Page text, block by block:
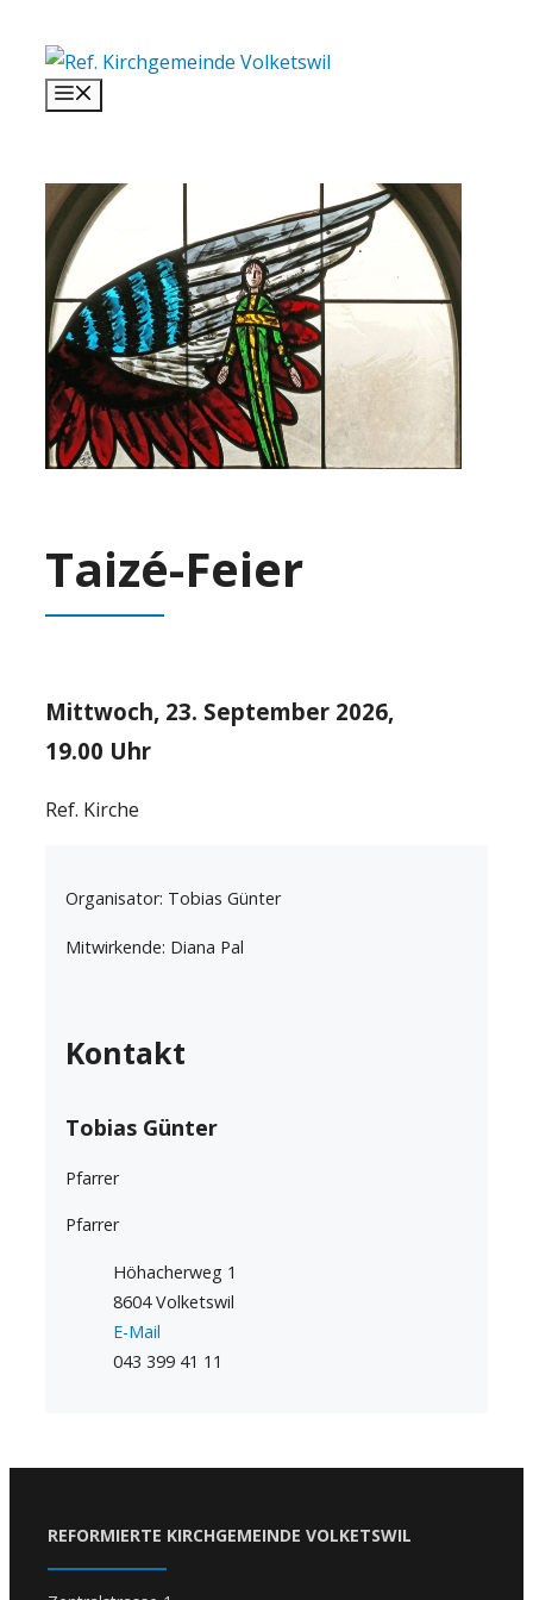
zum
Inhalt
Taizé-Feier
Mittwoch, 23. September 2026,
19.00 Uhr
Ref. Kirche
Organisator: Tobias Günter
Mitwirkende: Diana Pal
Kontakt
Tobias Günter
Pfarrer
Pfarrer
Höhacherweg 1
8604 Volketswil
E-Mail
043 399 41 11
REFORMIERTE KIRCHGEMEINDE VOLKETSWIL